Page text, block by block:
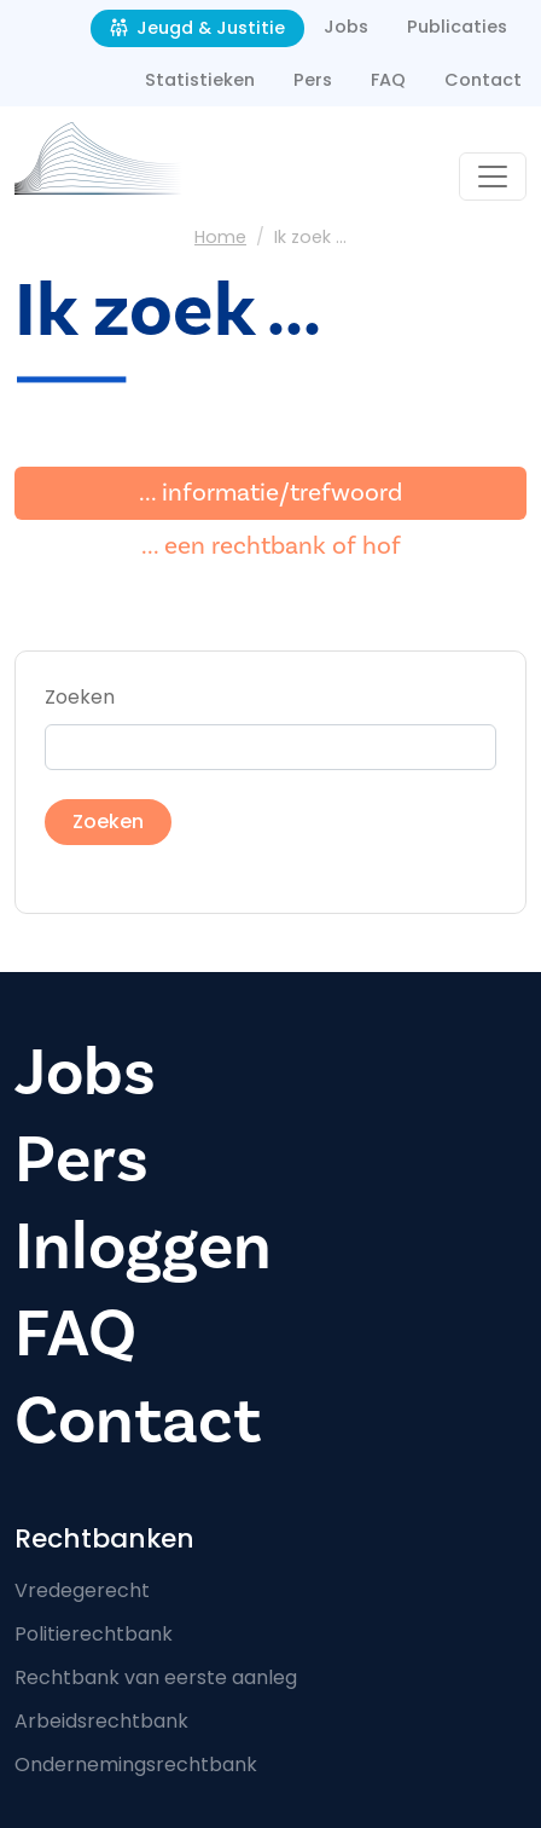
Overslaan en naar de inhoud gaan
Second navigation
Jeugd & Justitie Jobs Publicaties
Statistieken Pers FAQ Contact
Kruimelpad
Home Ik zoek ...
Ik zoek ...
... informatie/trefwoord
... een rechtbank of hof
Zoeken
Jobs
Pers
Inloggen
FAQ
Contact
Footer-menu
Rechtbanken
Vredegerecht
Politierechtbank
Rechtbank van eerste aanleg
Arbeidsrechtbank
Ondernemingsrechtbank